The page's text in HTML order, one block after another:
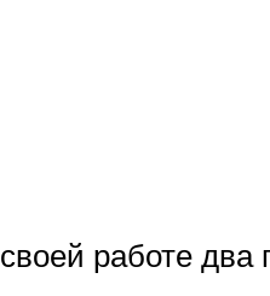
работе